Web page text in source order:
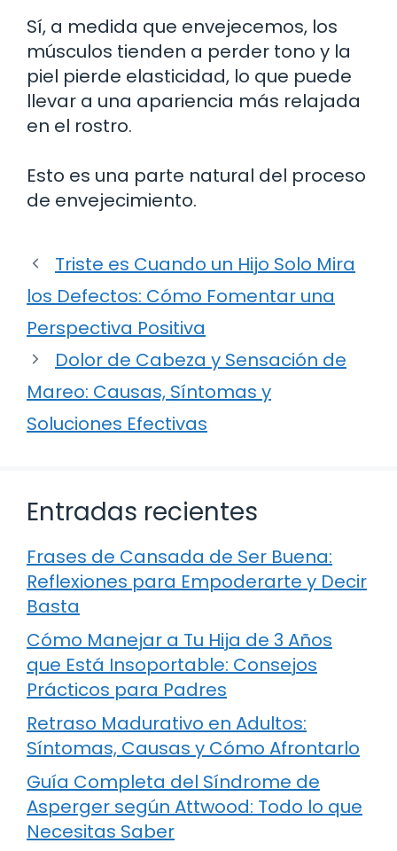
Sí, a medida que envejecemos, los
músculos tienden a perder tono y la
piel pierde elasticidad, lo que puede
llevar a una apariencia más relajada
en el rostro.
Esto es una parte natural del proceso
de envejecimiento.
Triste es Cuando un Hijo Solo Mira
los Defectos: Cómo Fomentar una
Perspectiva Positiva
Dolor de Cabeza y Sensación de
Mareo: Causas, Síntomas y
Soluciones Efectivas
Entradas recientes
Frases de Cansada de Ser Buena:
Reflexiones para Empoderarte y Decir
Basta
Cómo Manejar a Tu Hija de 3 Años
que Está Insoportable: Consejos
Prácticos para Padres
Retraso Madurativo en Adultos:
Síntomas, Causas y Cómo Afrontarlo
Guía Completa del Síndrome de
Asperger según Attwood: Todo lo que
Necesitas Saber